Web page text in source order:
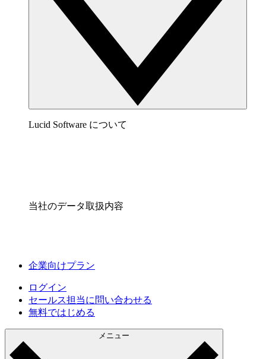
Lucid Software について
当社のデータ取扱内容
企業向けプラン
ログイン
セールス担当に問い合わせる
無料ではじめる
メニュー